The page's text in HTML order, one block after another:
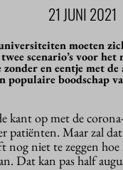
21 JUNI 2021
moeten
scenario’s voor het
en eentje met de
populaire boodschap
kant op met de
patiënten. Maar zal
nog niet te zeggen hoe
Dat kan pas half